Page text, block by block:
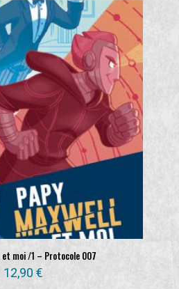
et moi /1 – Protocole 007
12,90€